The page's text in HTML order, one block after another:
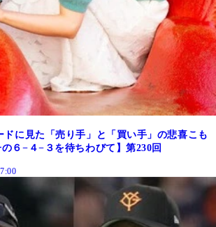
に見た「売り手」と「買い手」の悲喜こも
６−４−３を待ちわびて】第230回